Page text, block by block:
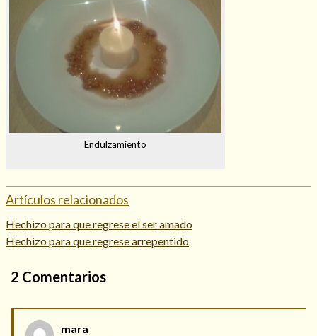
Endulzamiento
Artículos relacionados
Hechizo para que regrese el ser amado
Hechizo para que regrese arrepentido
2 Comentarios
mara